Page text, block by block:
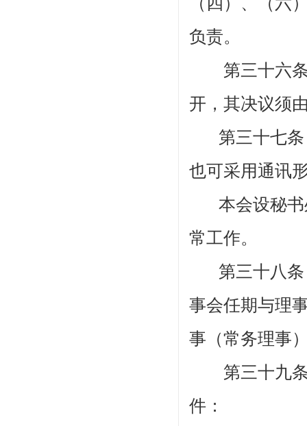
负责。
第三十六
开，其决议须
第三十七
也可采用通讯
本会设秘
常工作。
第三十八
事会任期与理
事 （常务理事
第三十九
件：